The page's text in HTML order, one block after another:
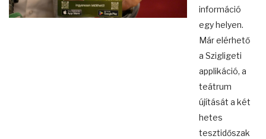
információ
egy helyen.
Már elérhető
a Szigligeti
applikáció, a
teátrum
újítását a két
hetes
tesztidőszak